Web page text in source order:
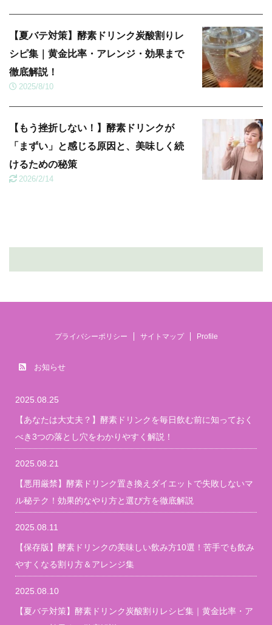
【夏バテ対策】酵素ドリンク炭酸割りレ
シピ集｜黄金比率・アレンジ・効果まで
徹底解説！
2025/8/10
【もう挫折しない！】酵素ドリンクが
「まずい」と感じる原因と、美味しく続
けるための秘策
2026/2/14
プライバシーポリシー サイトマップ Profile
お知らせ
2025.08.25
【あなたは大丈夫？】酵素ドリンクを毎日飲む前に知っておく
べき3つの落とし穴をわかりやすく解説！
2025.08.21
【悪用厳禁】酵素ドリンク置き換えダイエットで失敗しないマ
ル秘テク！効果的なやり方と選び方を徹底解説
2025.08.11
【保存版】酵素ドリンクの美味しい飲み方10選！苦手でも飲み
やすくなる割り方＆アレンジ集
2025.08.10
【夏バテ対策】酵素ドリンク炭酸割りレシピ集｜黄金比率・ア